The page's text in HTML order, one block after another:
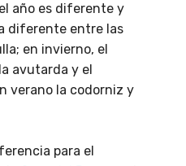
año es diferente y
diferente entre las
en invierno, el
avutarda y el
verano la codorniz y
para el